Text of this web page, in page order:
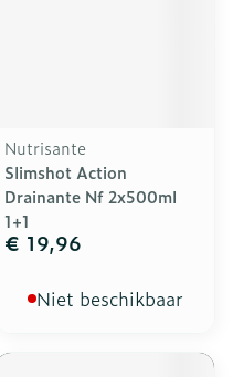
Nutrisante
Slimshot Action
Drainante Nf 2x500ml
1+1
€ 19,96
Niet beschikbaar